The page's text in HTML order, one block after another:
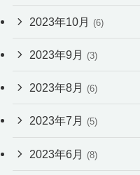
2023年10月 (6)
2023年9月 (3)
2023年8月 (6)
2023年7月 (5)
2023年6月 (8)